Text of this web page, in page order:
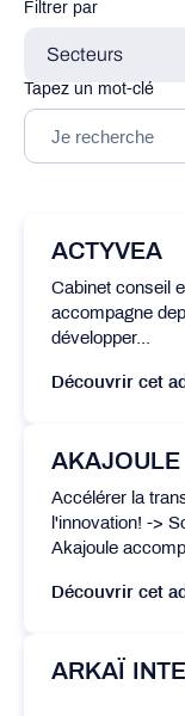
Filtrer par
Secteurs
Tapez un mot-clé
ACTYVEA
Cabinet conseil
accompagne
développer...
Découvrir cet
AKAJOULE
Accélérer la
l'innovation! ->
Akajoule
Découvrir cet
ARKAÏ